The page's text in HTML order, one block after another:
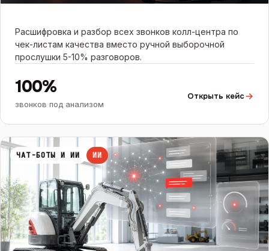
Расшифровка и разбор всех звонков колл-центра по
чек-листам качества вместо ручной выборочной
прослушки 5-10% разговоров.
100%
звонков под анализом
Открыть кейс
ЧАТ-БОТЫ И ИИ ИИ